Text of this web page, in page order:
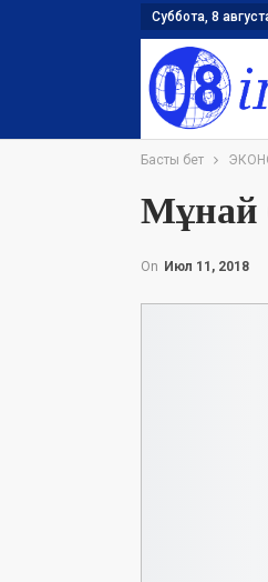
Суббота, 8
Басты бет
Мұнай
On Июл 11, 2018